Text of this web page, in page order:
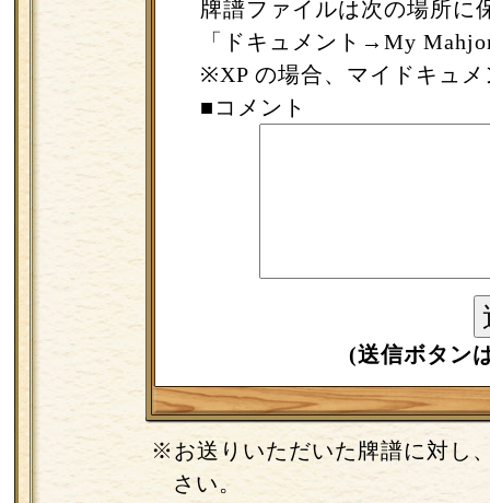
牌譜ファイルは次の場所に
「ドキュメント→My
※XP の場合、マイドキュメ
■コメント
(送信ボタン
※お送りいただいた牌譜に対し
さい。